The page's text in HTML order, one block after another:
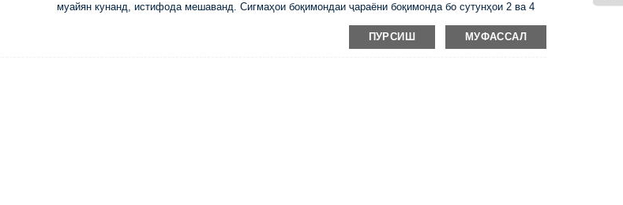
муайян кунанд, истифода мешаванд. Сигмаҳои боқимондаи ҷараёни боқимонда бо сутунҳои 2 ва 4
мутобиқи стандарти IEC EN 61008-1 ва бо риояи меъёрҳои CE дар низоми кафолати сифат ISO
ПУРСИШ МУФАССАЛ